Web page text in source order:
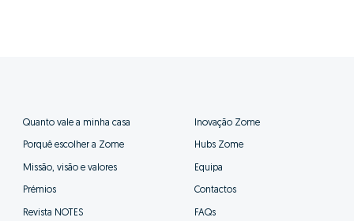
Quanto vale a minha casa
Porquê escolher a Zome
Missão, visão e valores
Prémios
Revista NOTES
Inovação Zome
Hubs Zome
Equipa
Contactos
FAQs